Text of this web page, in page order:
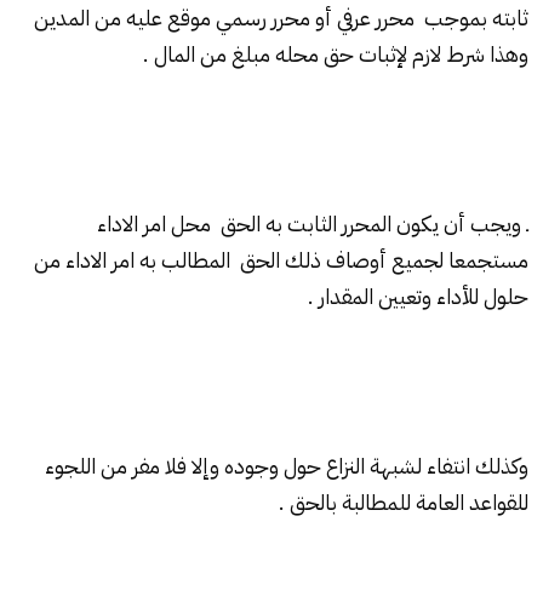
ثابته بموجب محرر عرفي أو محرر رسمي موقع عليه من المدين
وهذا شرط لازم لإثبات حق محله مبلغ من المال .
ـ ويجب أن يكون المحرر الثابت به الحق محل امر الاداء
مستجمعا لجميع أوصاف ذلك الحق المطالب به امر الاداء من
حلول للأداء وتعيين المقدار .
وكذلك انتفاء لشبهة النزاع حول وجوده وإلا فلا مفر من اللجوء
للقواعد العامة للمطالبة بالحق .